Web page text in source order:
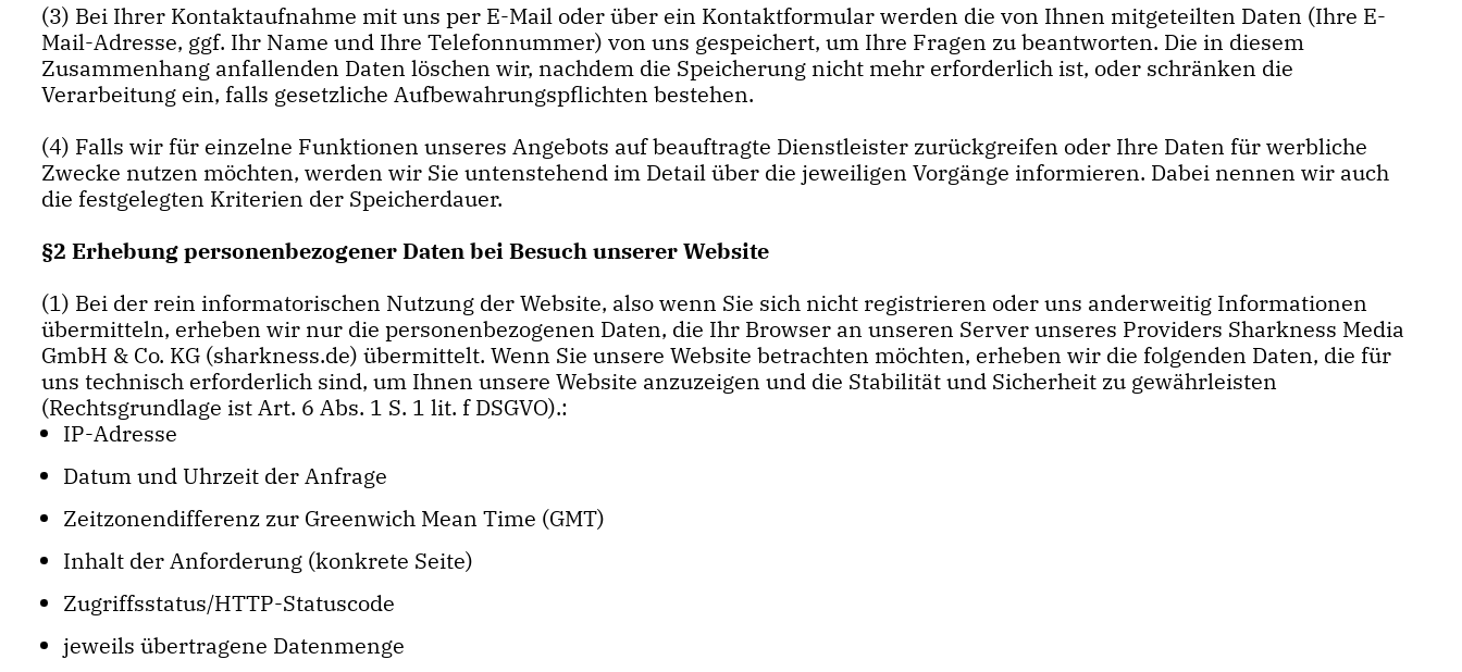
(3) Bei Ihrer Kontaktaufnahme mit uns per E-Mail oder über ein Kontaktformular werden die von Ihnen mitgeteilten Daten (Ihre E-
Mail-Adresse, ggf. Ihr Name und Ihre Telefonnummer) von uns gespeichert, um Ihre Fragen zu beantworten. Die in diesem
Zusammenhang anfallenden Daten löschen wir, nachdem die Speicherung nicht mehr erforderlich ist, oder schränken die
Verarbeitung ein, falls gesetzliche Aufbewahrungspflichten bestehen.
(4) Falls wir für einzelne Funktionen unseres Angebots auf beauftragte Dienstleister zurückgreifen oder Ihre Daten für werbliche
Zwecke nutzen möchten, werden wir Sie untenstehend im Detail über die jeweiligen Vorgänge informieren. Dabei nennen wir auch
die festgelegten Kriterien der Speicherdauer.
§2 Erhebung personenbezogener Daten bei Besuch unserer Website
(1) Bei der rein informatorischen Nutzung der Website, also wenn Sie sich nicht registrieren oder uns anderweitig Informationen
übermitteln, erheben wir nur die personenbezogenen Daten, die Ihr Browser an unseren Server unseres Providers Sharkness Media
GmbH & Co. KG (sharkness.de) übermittelt. Wenn Sie unsere Website betrachten möchten, erheben wir die folgenden Daten, die für
uns technisch erforderlich sind, um Ihnen unsere Website anzuzeigen und die Stabilität und Sicherheit zu gewährleisten
(Rechtsgrundlage ist Art. 6 Abs. 1 S. 1 lit. f DSGVO).:
IP-Adresse
Datum und Uhrzeit der Anfrage
Zeitzonendifferenz zur Greenwich Mean Time (GMT)
Inhalt der Anforderung (konkrete Seite)
Zugriffsstatus/HTTP-Statuscode
jeweils übertragene Datenmenge